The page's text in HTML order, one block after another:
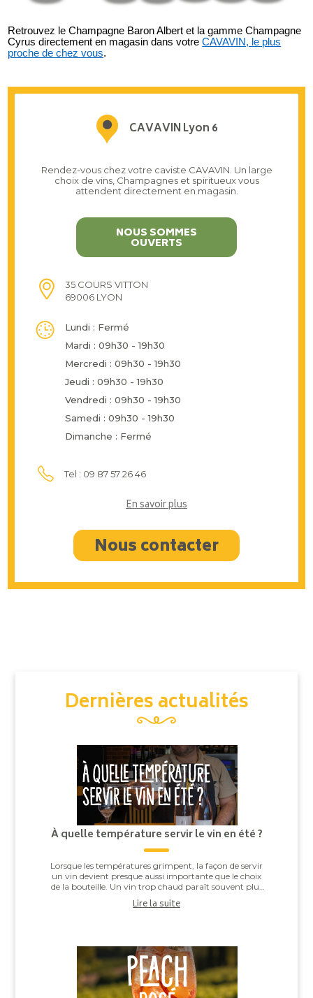
Retrouvez le Champagne Baron Albert et la gamme Champagne
Cyrus directement en magasin dans votreCAVAVIN, le plus
proche de chez vous.
CAVAVIN Lyon 6
Rendez-vous chez votre caviste CAVAVIN. Un large
choix de vins, Champagnes et spiritueux vous
attendent directement en magasin.
NOUS SOMMES
OUVERTS
35 COURS VITTON
69006 LYON
Lundi : Fermé
Mardi : 09h30 - 19h30
Mercredi : 09h30 - 19h30
Jeudi : 09h30 - 19h30
Vendredi : 09h30 - 19h30
Samedi : 09h30 - 19h30
Dimanche : Fermé
Tel : 09 87 57 26 46
En savoir plus
Nous contacter
Dernières actualités
À quelle température servir le vin en été ?
Lorsque les températures grimpent, la façon de servir
un vin devient presque aussi importante que le choix
de la bouteille. Un vin trop chaud paraît souvent plus
alcooleux, tandis qu’un vin trop ...
Lire la suite